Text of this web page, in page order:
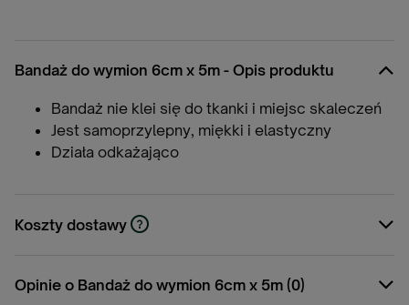
Bandaż do wymion 6cm x 5m - Opis produktu
Bandaż nie klei się do tkanki i miejsc skaleczeń
Jest samoprzylepny, miękki i elastyczny
Działa odkażająco
Koszty dostawy
Cena nie zawiera ewentualnych kosztów
Opinie o Bandaż do wymion 6cm x 5m (0)